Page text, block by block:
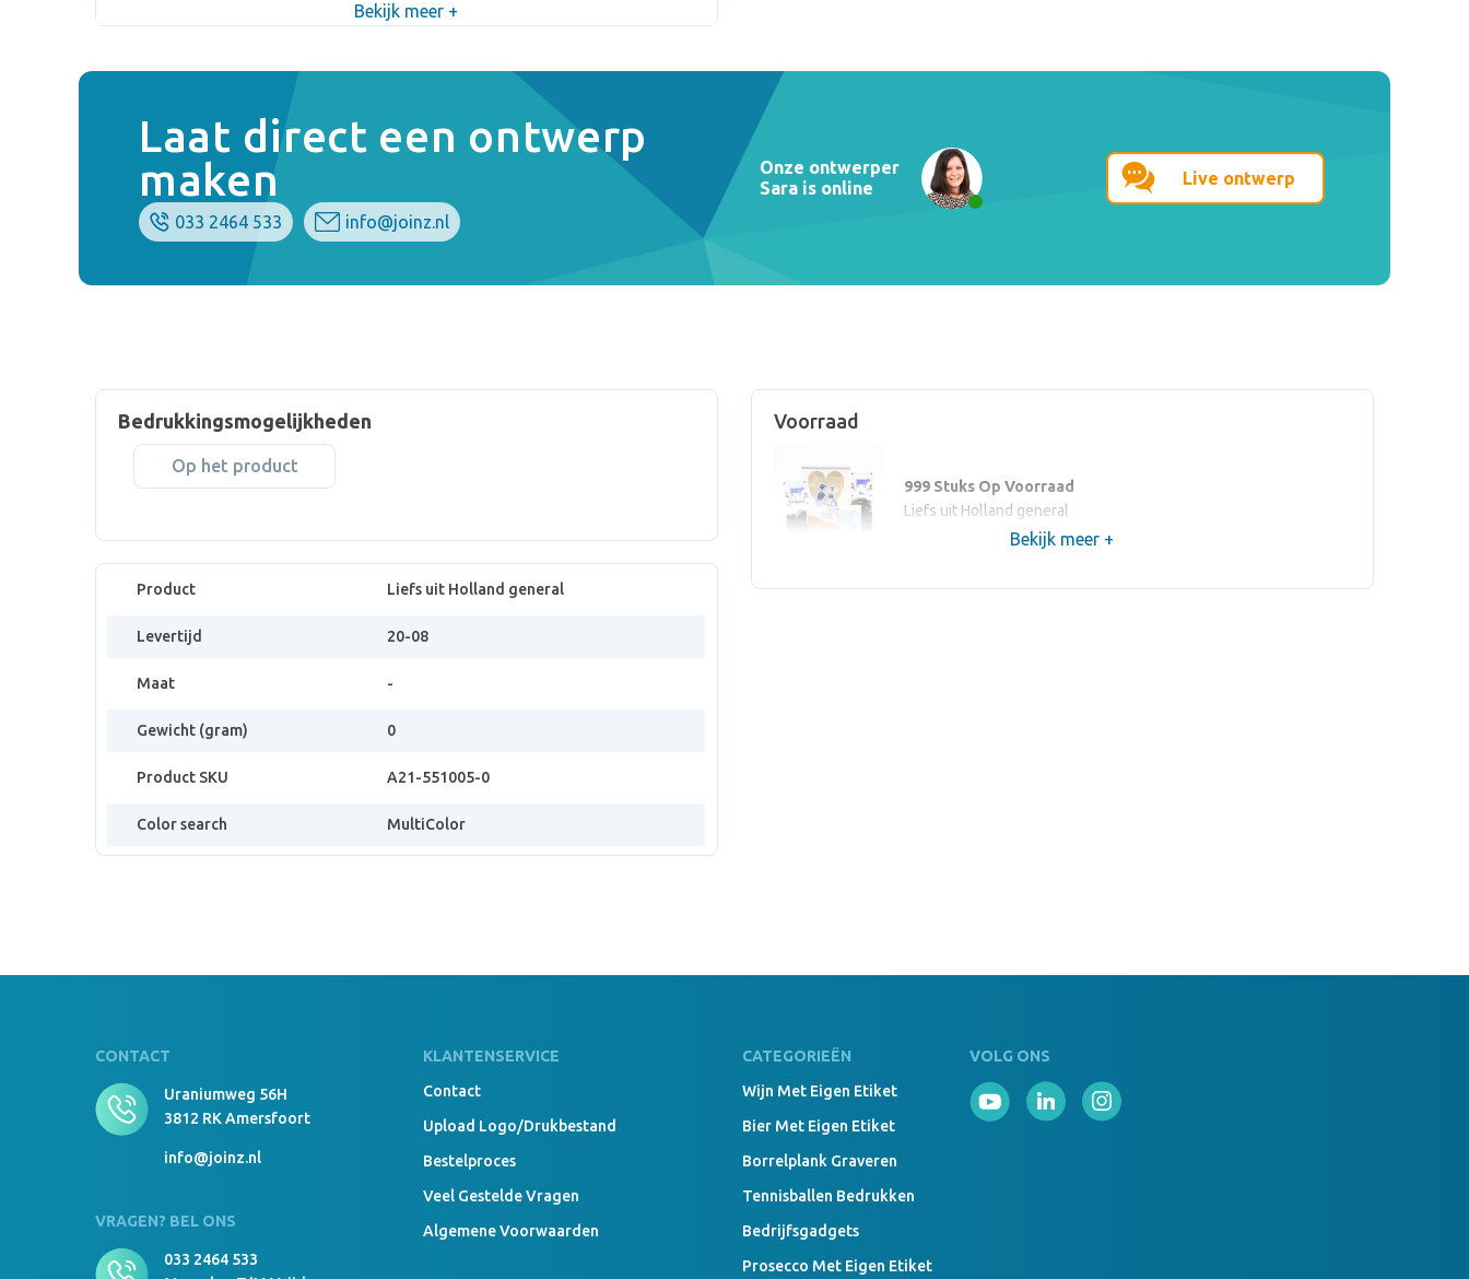
Bekijk meer +
Laat direct een ontwerp
maken
033 2464 533 info@joinz.nl
Onze ontwerper
Sara is online
Live ontwerp
Bedrukkingsmogelijkheden
Op het product
Product Liefs uit Holland general
Levertijd 20-08
Maat -
Gewicht (gram) 0
Product SKU A21-551005-0
Color search MultiColor
Voorraad
999 Stuks Op Voorraad
Liefs uit Holland general
Bekijk meer +
CONTACT
Uraniumweg 56H
3812 RK Amersfoort
info@joinz.nl
VRAGEN? BEL ONS
033 2464 533
KLANTENSERVICE
Contact
Upload Logo/drukbestand
Bestelproces
Veel Gestelde Vragen
Algemene Voorwaarden
CATEGORIEËN
Wijn Met Eigen Etiket
Bier Met Eigen Etiket
Borrelplank Graveren
Tennisballen Bedrukken
Bedrijfsgadgets
Prosecco Met Eigen Etiket
VOLG ONS